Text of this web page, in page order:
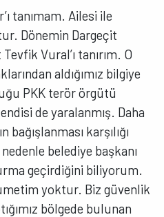
tanımam. Ailesi ile
Dönemin Dargeçit
Vural’ı tanırım. O
aldığımız bilgiye
PKK terör örgütü
de yaralanmış. Daha
bağışlanması karşılığı
belediye başkanı
geçirdiğini biliyorum.
yoktur. Biz güvenlik
bölgede bulunan